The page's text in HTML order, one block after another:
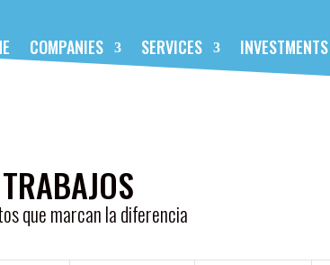
COMPANIES SERVICES INVESTMENTS
TRABAJOS
que marcan la diferencia